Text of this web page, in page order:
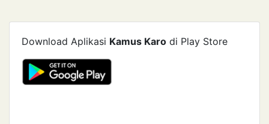
Download Aplikasi Kamus Karo di Play Store